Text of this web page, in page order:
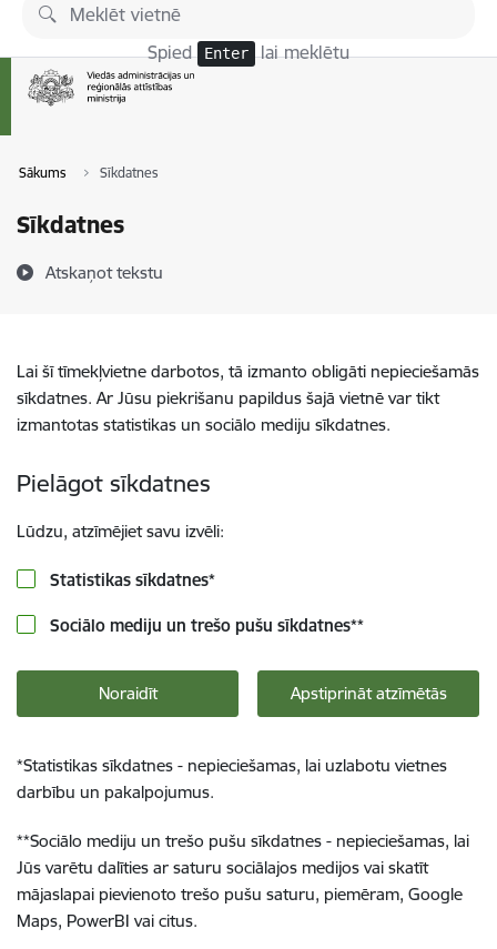
Pāriet uz lapas saturu
Spied Enter lai meklētu
Sākums Sīkdatnes
Sīkdatnes
Atskaņot tekstu
Lai šī tīmekļvietne darbotos, tā izmanto obligāti nepieciešamās
sīkdatnes. Ar Jūsu piekrišanu papildus šajā vietnē var tikt
izmantotas statistikas un sociālo mediju sīkdatnes.
Pielāgot sīkdatnes
Lūdzu, atzīmējiet savu izvēli:
Statistikas sīkdatnes*
Sociālo mediju un trešo pušu sīkdatnes**
Noraidīt Apstiprināt atzīmētās
*Statistikas sīkdatnes - nepieciešamas, lai uzlabotu vietnes
darbību un pakalpojumus.
**Sociālo mediju un trešo pušu sīkdatnes - nepieciešamas, lai
Jūs varētu dalīties ar saturu sociālajos medijos vai skatīt
mājaslapai pievienoto trešo pušu saturu, piemēram, Google
Maps, PowerBI vai citus.